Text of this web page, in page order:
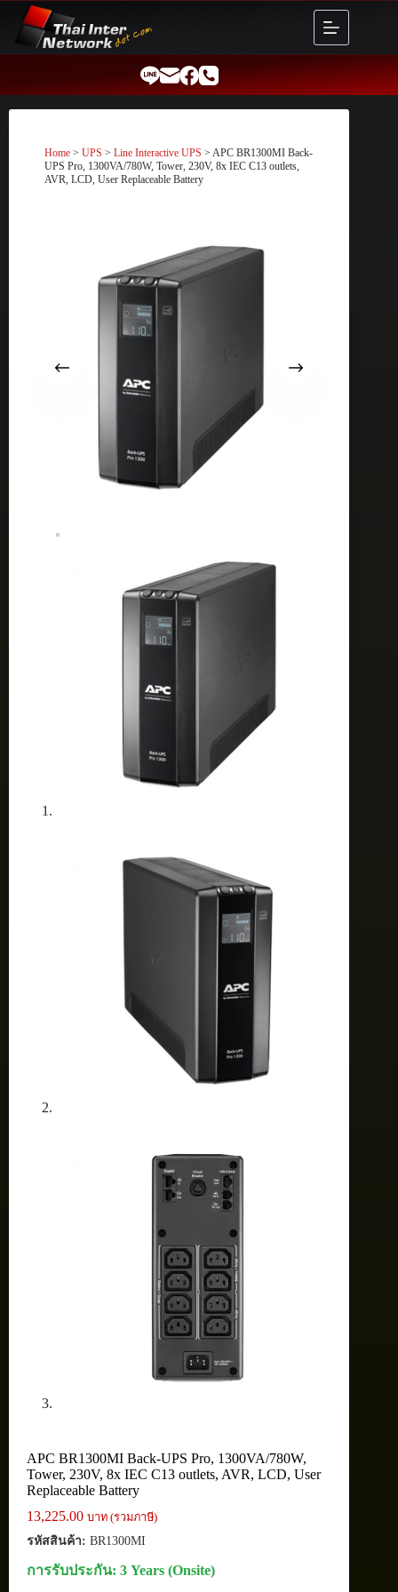
content
Home > UPS > Line Interactive UPS > APC BR1300MI Back-
UPS Pro, 1300VA/780W, Tower, 230V, 8x IEC C13 outlets,
AVR, LCD, User Replaceable Battery
APC BR1300MI Back-UPS Pro, 1300VA/780W,
Tower, 230V, 8x IEC C13 outlets, AVR, LCD, User
Replaceable Battery
13,225.00 บาท (รวมภาษี)
รหัสสินค้า: BR1300MI
การรับประกัน: 3 Years (Onsite)